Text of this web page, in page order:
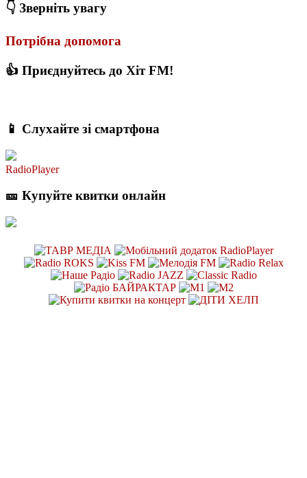
👇 Зверніть увагу
Потрібна допомога
👍 Приєднуйтесь до Хіт FM!
📱 Слухайте зі смартфона
RadioPlayer
🎫 Купуйте квитки онлайн